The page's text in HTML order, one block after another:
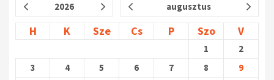
2026 augusztus
H K Sze Cs P Szo V
1
2
3
4 5 6 7 8
9